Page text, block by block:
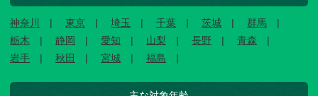
神奈川 東京 埼玉 千葉 茨城
群馬
栃木
静岡 愛知 山梨 長野
青森
岩手
秋田 宮城 福島